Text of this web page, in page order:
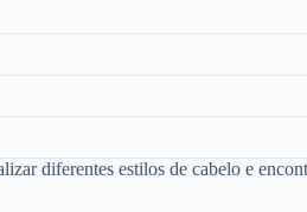
diferentes estilos de cabelo e